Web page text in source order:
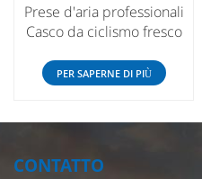
Prese d'aria professionali
Casco da ciclismo fresco
ultraleggero per mountain
bike su strada
PER SAPERNE DI PIÙ
CONTATTO